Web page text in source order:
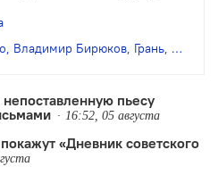
Владимира
Владимир Бирюков Грань Денис
пьесу
16:52, 05 августа
«Дневник советского